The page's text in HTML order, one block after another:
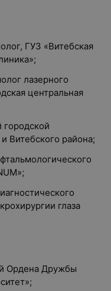
ГУЗ «Витебская
лазерного
центральная
Витебского района;
глаза
Ордена Дружбы